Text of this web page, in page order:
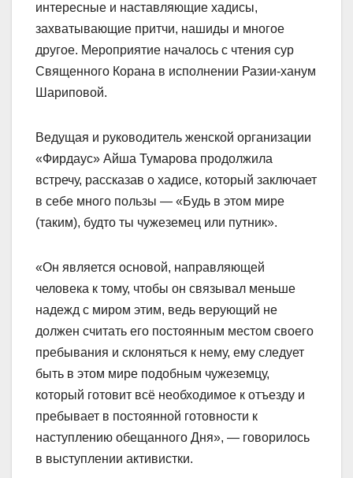
интересные и наставляющие хадисы,
захватывающие притчи, нашиды и многое
другое. Мероприятие началось с чтения сур
Священного Корана в исполнении Разии-ханум
Шариповой.
Ведущая и руководитель женской организации
«Фирдаус» Айша Тумарова продолжила
встречу, рассказав о хадисе, который заключает
в себе много пользы — «Будь в этом мире
(таким), будто ты чужеземец или путник».
«Он является основой, направляющей
человека к тому, чтобы он связывал меньше
надежд с миром этим, ведь верующий не
должен считать его постоянным местом своего
пребывания и склоняться к нему, ему следует
быть в этом мире подобным чужеземцу,
который готовит всё необходимое к отъезду и
пребывает в постоянной готовности к
наступлению обещанного Дня», — говорилось
в выступлении активистки.